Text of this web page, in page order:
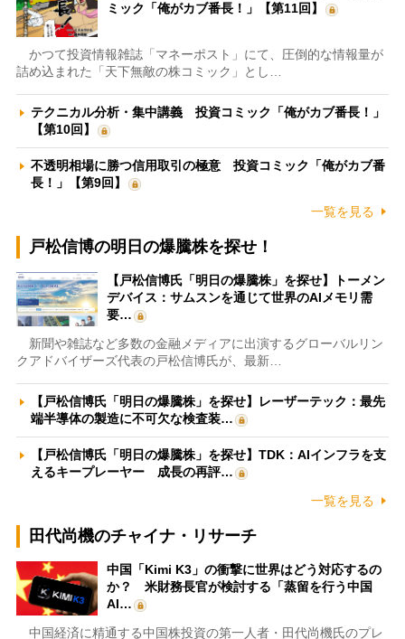
ミック「俺がカブ番長！」【第11回】
かつて投資情報雑誌「マネーポスト」にて、圧倒的な情報量が
詰め込まれた「天下無敵の株コミック」とし…
テクニカル分析・集中講義 投資コミック「俺がカブ番長！」
【第10回】
不透明相場に勝つ信用取引の極意 投資コミック「俺がカブ番
長！」【第9回】
一覧を見る
戸松信博の明日の爆騰株を探せ！
【戸松信博氏「明日の爆騰株」を探せ】トーメン
デバイス：サムスンを通じて世界のAIメモリ需
要…
新聞や雑誌など多数の金融メディアに出演するグローバルリン
クアドバイザーズ代表の戸松信博氏が、最新…
【戸松信博氏「明日の爆騰株」を探せ】レーザーテック：最先
端半導体の製造に不可欠な検査装…
【戸松信博氏「明日の爆騰株」を探せ】TDK：AIインフラを支
えるキープレーヤー 成長の再評…
一覧を見る
田代尚機のチャイナ・リサーチ
中国「Kimi K3」の衝撃に世界はどう対応するの
か？ 米財務長官が検討する「蒸留を行う中国
AI…
中国経済に精通する中国株投資の第一人者・田代尚機氏のプレ